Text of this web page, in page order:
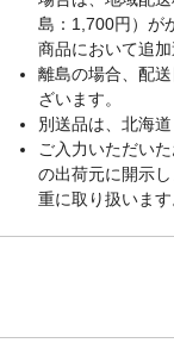
島：1,700円）が
商品において追
離島の場合、配
ざいます。
別送品は、北海
ご入力いただい
の出荷元に開示
重に取り扱います